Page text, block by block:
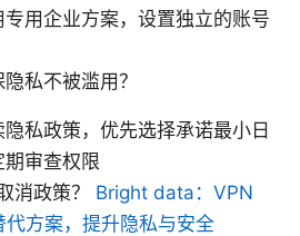
用企业方案，设置独立的账号
私不被滥用？
私政策，优先选择承诺最小日
审查权限
消政策？ Bright data：VPN
方案，提升隐私与安全